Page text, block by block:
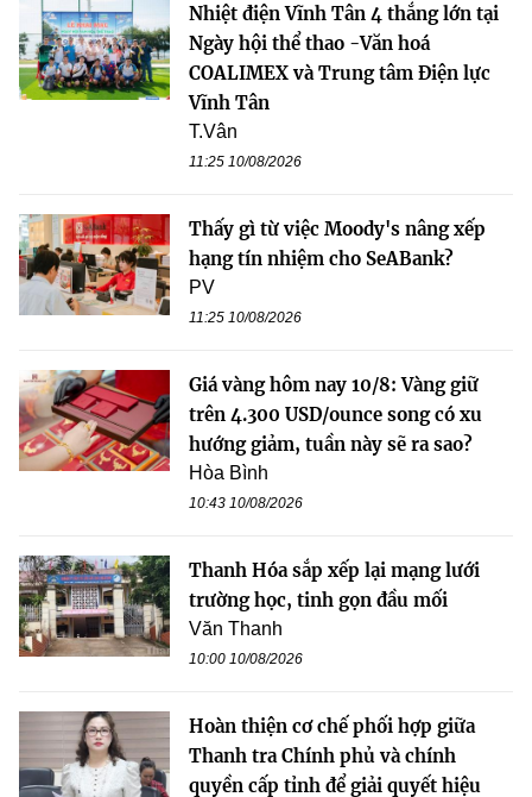
Nhiệt điện Vĩnh Tân 4 thắng lớn tại
Ngày hội thể thao -Văn hoá
COALIMEX và Trung tâm Điện lực
Vĩnh Tân
T.Vân
11:25 10/08/2026
Thấy gì từ việc Moody's nâng xếp
hạng tín nhiệm cho SeABank?
PV
11:25 10/08/2026
Giá vàng hôm nay 10/8: Vàng giữ
trên 4.300 USD/ounce song có xu
hướng giảm, tuần này sẽ ra sao?
Hòa Bình
10:43 10/08/2026
Thanh Hóa sắp xếp lại mạng lưới
trường học, tinh gọn đầu mối
Văn Thanh
10:00 10/08/2026
Hoàn thiện cơ chế phối hợp giữa
Thanh tra Chính phủ và chính
quyền cấp tỉnh để giải quyết hiệu